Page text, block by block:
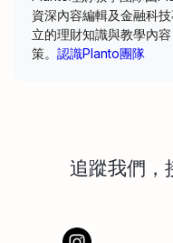
資深內容編輯及金融科
立的理財知識與教學內
策。 認識Planto團隊
追蹤我們，